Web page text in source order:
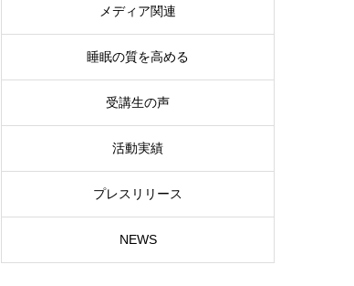
メディア関連
睡眠の質を高める
受講生の声
活動実績
プレスリリース
NEWS